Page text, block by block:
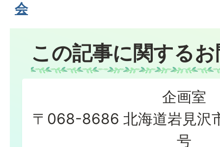
会
この記事に関する
企画室
〒068-8686 北海道岩見沢
号